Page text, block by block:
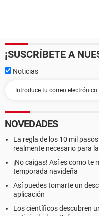
¡SUSCRÍBETE A
Noticias
NOVEDADES
La regla de los 10 mil
realmente necesario para
¡No caigas! Así es como te
temporada navideña
Así puedes tomarte un
aplicación
Los científicos descubren